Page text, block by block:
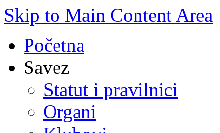
Skip to Main Content Area
Početna
Savez
Statut i pravilnici
Organi